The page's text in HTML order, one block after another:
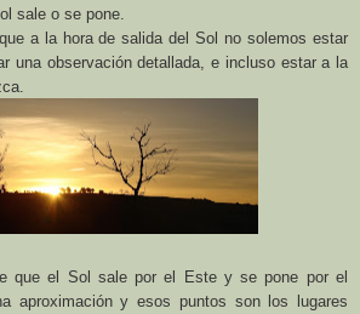
sale o se pone.
a la hora de salida del Sol no solemos estar
una observación detallada, e incluso estar a la
que el Sol sale por el Este y se pone por el
aproximación y esos puntos son los lugares